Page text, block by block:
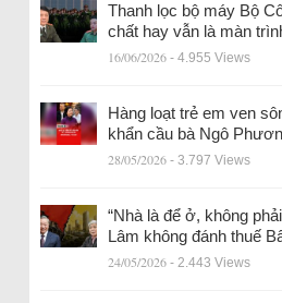
Thanh lọc bộ máy Bộ
chất hay vẫn là màn
16/06/2026 - 4.955 Views
Hàng loạt trẻ em ven
khẩn cầu bà Ngô
28/05/2026 - 3.797 Views
“Nhà là để ở, không
Lâm không đánh thuế
24/05/2026 - 2.443 Views